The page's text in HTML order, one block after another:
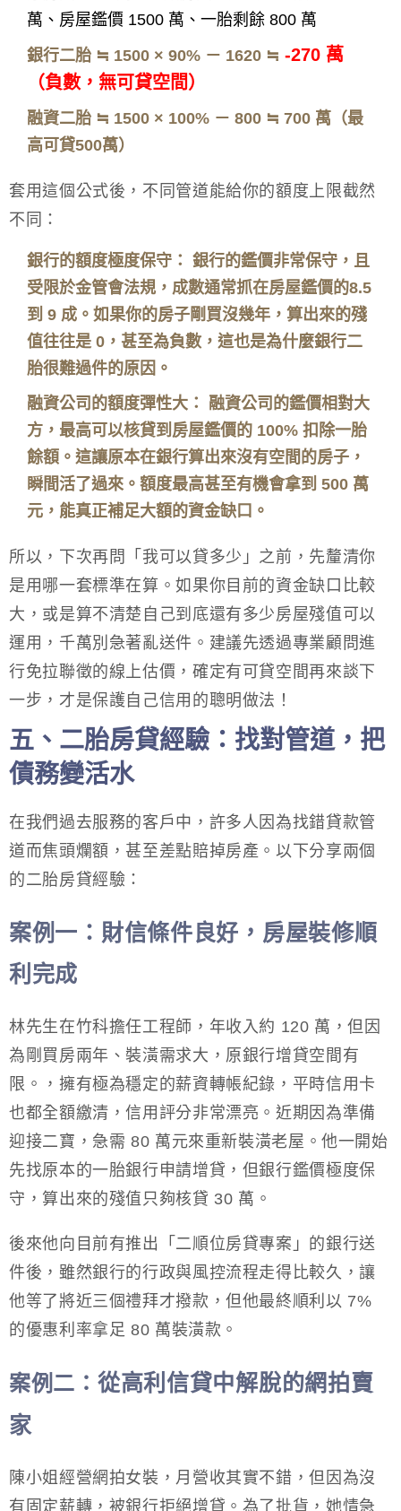
萬、房屋鑑價 1500 萬、一胎剩餘 800 萬
銀行二胎 ≒ 1500 × 90% － 1620 ≒ -270 萬
（負數，無可貸空間）
融資二胎 ≒ 1500 × 100% － 800 ≒ 700 萬（最
高可貸500萬）
套用這個公式後，不同管道能給你的額度上限截然
不同：
銀行的額度極度保守： 銀行的鑑價非常保守，且
受限於金管會法規，成數通常抓在房屋鑑價的8.5
到 9 成。如果你的房子剛買沒幾年，算出來的殘
值往往是 0，甚至為負數，這也是為什麼銀行二
胎很難過件的原因。
融資公司的額度彈性大： 融資公司的鑑價相對大
方，最高可以核貸到房屋鑑價的 100% 扣除一胎
餘額。這讓原本在銀行算出來沒有空間的房子，
瞬間活了過來。額度最高甚至有機會拿到 500 萬
元，能真正補足大額的資金缺口。
所以，下次再問「我可以貸多少」之前，先釐清你
是用哪一套標準在算。如果你目前的資金缺口比較
大，或是算不清楚自己到底還有多少房屋殘值可以
運用，千萬別急著亂送件。建議先透過專業顧問進
行免拉聯徵的線上估價，確定有可貸空間再來談下
一步，才是保護自己信用的聰明做法！
五、二胎房貸經驗：找對管道，把
債務變活水
在我們過去服務的客戶中，許多人因為找錯貸款管
道而焦頭爛額，甚至差點賠掉房產。以下分享兩個
的二胎房貸經驗：
案例一：財信條件良好，房屋裝修順
利完成
林先生在竹科擔任工程師，年收入約 120 萬，但因
為剛買房兩年、裝潢需求大，原銀行增貸空間有
限。，擁有極為穩定的薪資轉帳紀錄，平時信用卡
也都全額繳清，信用評分非常漂亮。近期因為準備
迎接二寶，急需 80 萬元來重新裝潢老屋。他一開始
先找原本的一胎銀行申請增貸，但銀行鑑價極度保
守，算出來的殘值只夠核貸 30 萬。
後來他向目前有推出「二順位房貸專案」的銀行送
件後，雖然銀行的行政與風控流程走得比較久，讓
他等了將近三個禮拜才撥款，但他最終順利以 7%
的優惠利率拿足 80 萬裝潢款。
案例二： 從高利信貸中解脫的網拍賣
家
陳小姐經營網拍女裝，月營收其實不錯，但因為沒
有固定薪轉，被銀行拒絕增貸。為了批貨，她情急